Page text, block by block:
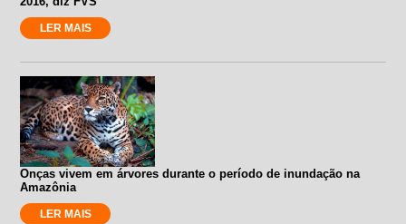
LER MAIS
Onças vivem em árvores durante o período de inundação na
Amazônia
LER MAIS